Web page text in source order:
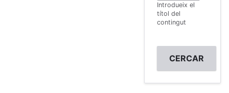
Introdueix el
títol del
contingut